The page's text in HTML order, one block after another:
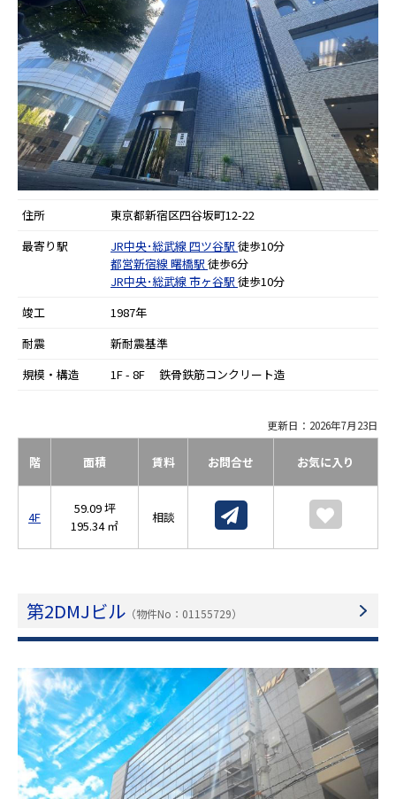
住所
東京都新宿区四谷坂町12-22
最寄り駅
JR中央･総武線四ツ谷駅 徒歩10分
都営新宿線曙橋駅 徒歩6分
JR中央･総武線市ヶ谷駅 徒歩10分
竣工
1987年
耐震
新耐震基準
規模・構造
1F - 8F 鉄骨鉄筋コンクリート造
更新日：2026年7月23日
階 面積 賃料 お問合せ お気に入り
4F
59.09 坪
195.34 ㎡
相談
第2DMJビル （物件No：01155729）